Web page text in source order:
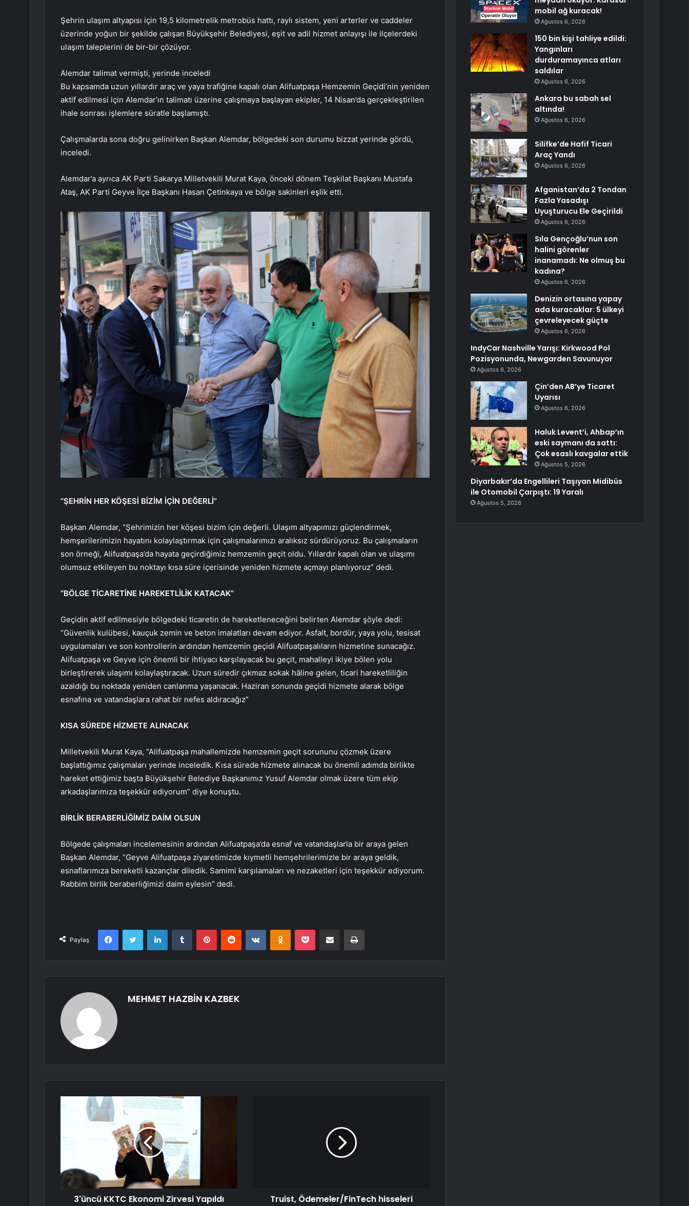
Şehrin ulaşım altyapısı için 19,5 kilometrelik metrobüs hattı, raylı sistem, yeni arterler ve caddeler
üzerinde yoğun bir şekilde çalışan Büyükşehir Belediyesi, eşit ve adil hizmet anlayışı ile ilçelerdeki
ulaşım taleplerini de bir-bir çözüyor.
Alemdar talimat vermişti, yerinde inceledi
Bu kapsamda uzun yıllardır araç ve yaya trafiğine kapalı olan Alifuatpaşa Hemzemin Geçidi’nin yeniden
aktif edilmesi için Alemdar’ın talimatı üzerine çalışmaya başlayan ekipler, 14 Nisan’da gerçekleştirilen
ihale sonrası işlemlere süratle başlamıştı.
Çalışmalarda sona doğru gelinirken Başkan Alemdar, bölgedeki son durumu bizzat yerinde gördü,
inceledi.
Alemdar’a ayrıca AK Parti Sakarya Milletvekili Murat Kaya, önceki dönem Teşkilat Başkanı Mustafa
Ataş, AK Parti Geyve İlçe Başkanı Hasan Çetinkaya ve bölge sakinleri eşlik etti.
“ŞEHRİN HER KÖŞESİ BİZİM İÇİN DEĞERLİ”
Başkan Alemdar, “Şehrimizin her köşesi bizim için değerli. Ulaşım altyapımızı güçlendirmek,
hemşerilerimizin hayatını kolaylaştırmak için çalışmalarımızı aralıksız sürdürüyoruz. Bu çalışmaların
son örneği, Alifuatpaşa’da hayata geçirdiğimiz hemzemin geçit oldu. Yıllardır kapalı olan ve ulaşımı
olumsuz etkileyen bu noktayı kısa süre içerisinde yeniden hizmete açmayı planlıyoruz” dedi.
“BÖLGE TİCARETİNE HAREKETLİLİK KATACAK”
Geçidin aktif edilmesiyle bölgedeki ticaretin de hareketleneceğini belirten Alemdar şöyle dedi:
“Güvenlik kulübesi, kauçuk zemin ve beton imalatları devam ediyor. Asfalt, bordür, yaya yolu, tesisat
uygulamaları ve son kontrollerin ardından hemzemin geçidi Alifuatpaşalıların hizmetine sunacağız.
Alifuatpaşa ve Geyve için önemli bir ihtiyacı karşılayacak bu geçit, mahalleyi ikiye bölen yolu
birleştirerek ulaşımı kolaylaştıracak. Uzun süredir çıkmaz sokak hâline gelen, ticari hareketliliğin
azaldığı bu noktada yeniden canlanma yaşanacak. Haziran sonunda geçidi hizmete alarak bölge
esnafına ve vatandaşlara rahat bir nefes aldıracağız”
KISA SÜREDE HİZMETE ALINACAK
Milletvekili Murat Kaya, “Alifuatpaşa mahallemizde hemzemin geçit sorununu çözmek üzere
başlattığımız çalışmaları yerinde inceledik. Kısa sürede hizmete alınacak bu önemli adımda birlikte
hareket ettiğimiz başta Büyükşehir Belediye Başkanımız Yusuf Alemdar olmak üzere tüm ekip
arkadaşlarımıza teşekkür ediyorum” diye konuştu.
BİRLİK BERABERLİĞİMİZ DAİM OLSUN
Bölgede çalışmaları incelemesinin ardından Alifuatpaşa’da esnaf ve vatandaşlarla bir araya gelen
Başkan Alemdar, “Geyve Alifuatpaşa ziyaretimizde kıymetli hemşehrilerimizle bir araya geldik,
esnaflarımıza bereketli kazançlar diledik. Samimi karşılamaları ve nezaketleri için teşekkür ediyorum.
Rabbim birlik beraberliğimizi daim eylesin” dedi.
Paylaş
FacebookTwitter LinkedInTumblr PinterestReddit VKontakteOdnoklassniki
Pocket E-Posta ile paylaş Yazdır
MEHMET HAZBİN KAZBEK
3'üncü KKTC Ekonomi Zirvesi Yapıldı
Truist, Ödemeler/FinTech hisseleri
mobil ağ kuracak!
Ağustos 6, 2026
150 bin kişi tahliye edildi:
Yangınları
durduramayınca atları
saldılar
Ağustos 6, 2026
Ankara bu sabah sel
altında!
Ağustos 6, 2026
Silifke’de Hafif Ticari
Araç Yandı
Ağustos 6, 2026
Afganistan’da 2 Tondan
Fazla Yasadışı
Uyuşturucu Ele Geçirildi
Ağustos 6, 2026
Sıla Gençoğlu’nun son
halini görenler
inanamadı: Ne olmuş bu
kadına?
Ağustos 6, 2026
Denizin ortasına yapay
ada kuracaklar: 5 ülkeyi
çevreleyecek güçte
Ağustos 6, 2026
IndyCar Nashville Yarışı: Kirkwood Pol
Pozisyonunda, Newgarden Savunuyor
Ağustos 6, 2026
Çin’den AB’ye Ticaret
Uyarısı
Ağustos 6, 2026
Haluk Levent’i, Ahbap’ın
eski saymanı da sattı:
Çok esaslı kavgalar ettik
Ağustos 5, 2026
Diyarbakır’da Engellileri Taşıyan Midibüs
ile Otomobil Çarpıştı: 19 Yaralı
Ağustos 5, 2026